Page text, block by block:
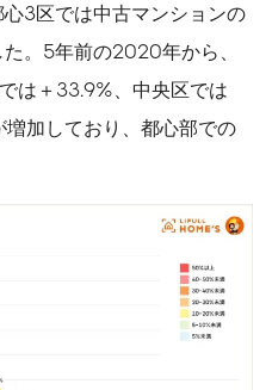
心3区では中古マンションの
。5年前の2020年から、
は＋33.9%、中央区では
加しており、都心部での